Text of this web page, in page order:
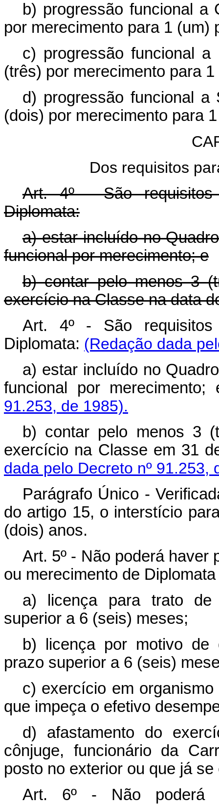
b) progressão funcional a
por merecimento para 1 (um)
c) progressão funcional
(três) por merecimento para
d) progressão funcional
(dois) por merecimento para
Dos requisitos
Art. 4º - São
Diplomata:
a) estar incluído no
funcional por merecimento; e
b) contar pelo menos 3
exercício na Classe na data
Art. 4º - São
Diplomata: (Redação dada
a) estar incluído no
funcional por merecimento;
91.253, de 1985).
b) contar pelo menos 3
exercício na Classe em 31
dada pelo Decreto nº 91.253,
Parágrafo Único -
do artigo 15, o interstício
(dois) anos.
Art. 5º - Não poderá haver
ou merecimento de
a) licença para trato de
superior a 6 (seis) meses;
b) licença por motivo
prazo superior a 6 (seis)
c) exercício em
que impeça o efetivo
d) afastamento do
cônjuge, funcionário da
posto no exterior ou que já
Art. 6º - Não poderá